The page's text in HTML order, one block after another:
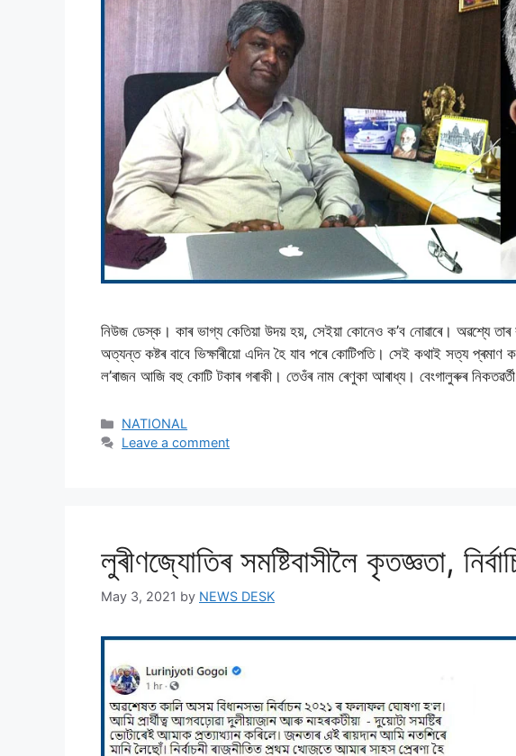
নিউজ ডেস্ক। কাৰ ভাগ্য কেতিয়া উদয় হয়, সেইয়া কোনেও ক’ব নোৱাৰে। অৱশ্যে তাৰ
অত্যন্ত কষ্টৰ বাবে ভিক্ষাৰীয়ো এদিন হৈ যাব পৰে কোটিপতি। সেই কথাই সত্য প্ৰমাণ
ল’ৰাজন আজি বহু কোটি টকাৰ গৰাকী। তেওঁৰ নাম ৰেণুকা আৰাধ্য। বেংগালুৰুৰ
NATIONAL
Leave a comment
লুৰীণজ্যােতিৰ সমষ্টিবাসীলৈ কৃতজ্ঞতা,
May 3, 2021 by NEWS DESK